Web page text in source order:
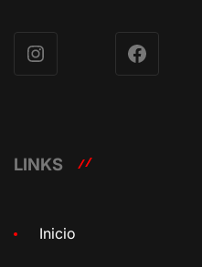
Instagram Facebook
LINKS
Inicio